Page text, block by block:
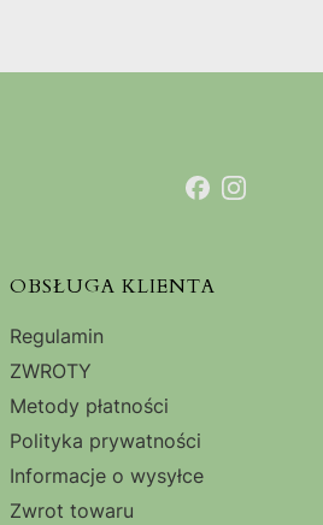
OBSŁUGA KLIENTA
Regulamin
ZWROTY
Metody płatności
Polityka prywatności
Informacje o wysyłce
Zwrot towaru